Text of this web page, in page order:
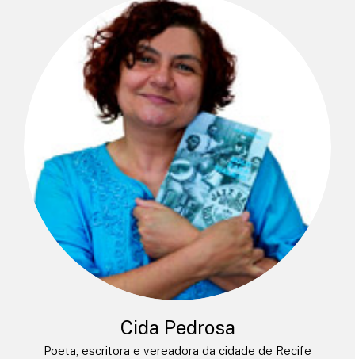
Cida Pedrosa
Poeta, escritora e vereadora da cidade de Recife